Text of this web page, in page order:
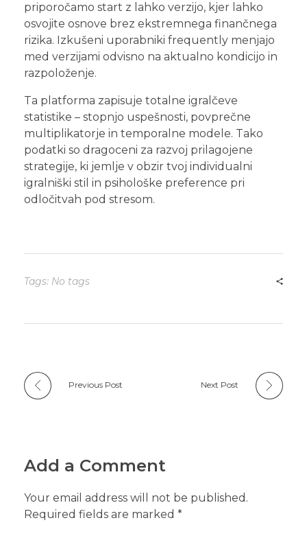
priporočamo start z lahko verzijo, kjer lahko
osvojite osnove brez ekstremnega finančnega
rizika. Izkušeni uporabniki frequently menjajo
med verzijami odvisno na aktualno kondicijo in
razpoloženje.
Ta platforma zapisuje totalne igralčeve
statistike – stopnjo uspešnosti, povprečne
multiplikatorje in temporalne modele. Tako
podatki so dragoceni za razvoj prilagojene
strategije, ki jemlje v obzir tvoj individualni
igralniški stil in psihološke preference pri
odločitvah pod stresom.
Tags: No tags
Previous Post Next Post
Add a Comment
Your email address will not be published.
Required fields are marked *